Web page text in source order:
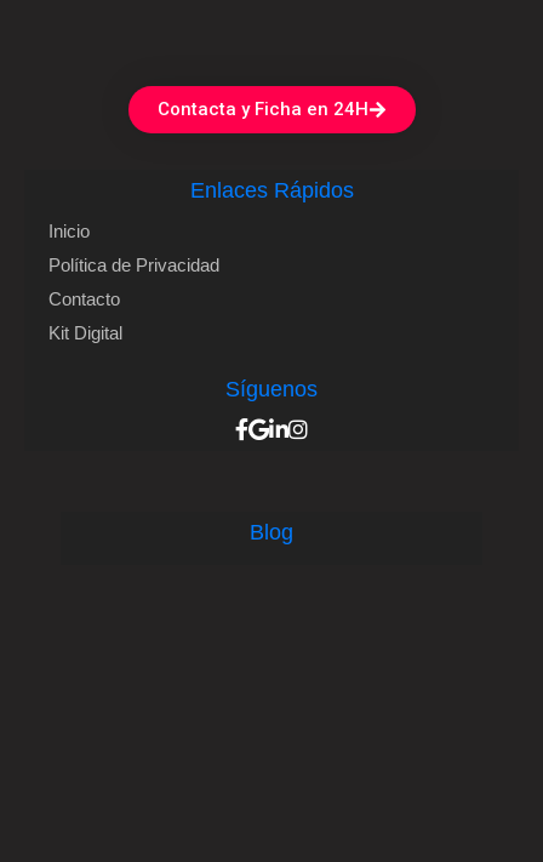
Contacta y Ficha en 24H
Enlaces Rápidos
Inicio
Política de Privacidad
Contacto
Kit Digital
Síguenos
Blog